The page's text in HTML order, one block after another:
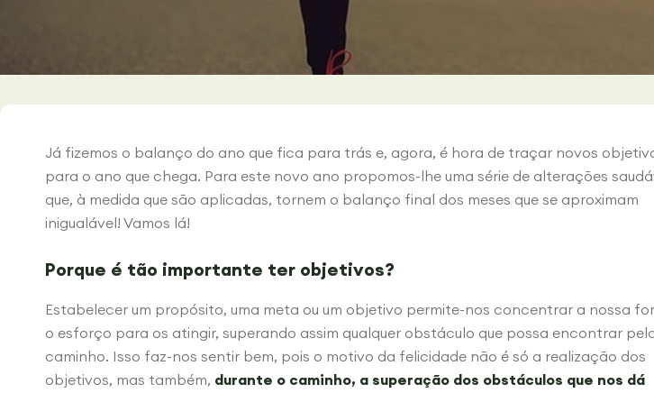
Já fizemos o balanço do ano que fica para trás e, agora, é hora de traçar novos
para o ano que chega. Para este novo ano propomos-lhe uma série de alterações
que, à medida que são aplicadas, tornem o balanço final dos meses que se aproximam
inigualável! Vamos lá!
Porque é tão importante ter objetivos?
Estabelecer um propósito, uma meta ou um objetivo permite-nos concentrar a nossa
o esforço para os atingir, superando assim qualquer obstáculo que possa encontrar
caminho. Isso faz-nos sentir bem, pois o motivo da felicidade não é só a realização dos
objetivos, mas também, durante o caminho, a superação dos obstáculos que nos dá